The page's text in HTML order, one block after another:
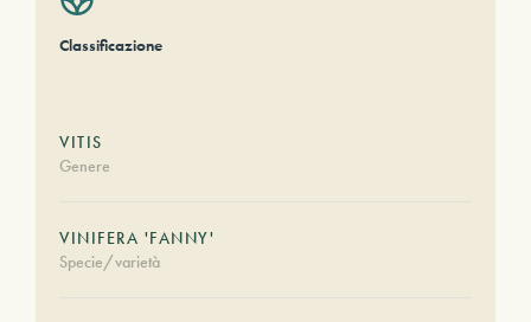
Classificazione
VITIS
Genere
VINIFERA 'FANNY'
Specie/varietà